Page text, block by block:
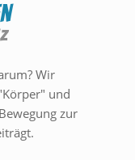
Wir
und
zur